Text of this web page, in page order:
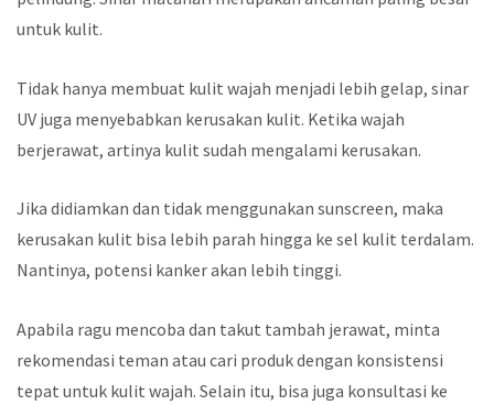
untuk kulit.
Tidak hanya membuat kulit wajah menjadi lebih gelap, sinar
UV juga menyebabkan kerusakan kulit. Ketika wajah
berjerawat, artinya kulit sudah mengalami kerusakan.
Jika didiamkan dan tidak menggunakan sunscreen, maka
kerusakan kulit bisa lebih parah hingga ke sel kulit terdalam.
Nantinya, potensi kanker akan lebih tinggi.
Apabila ragu mencoba dan takut tambah jerawat, minta
rekomendasi teman atau cari produk dengan konsistensi
tepat untuk kulit wajah. Selain itu, bisa juga konsultasi ke